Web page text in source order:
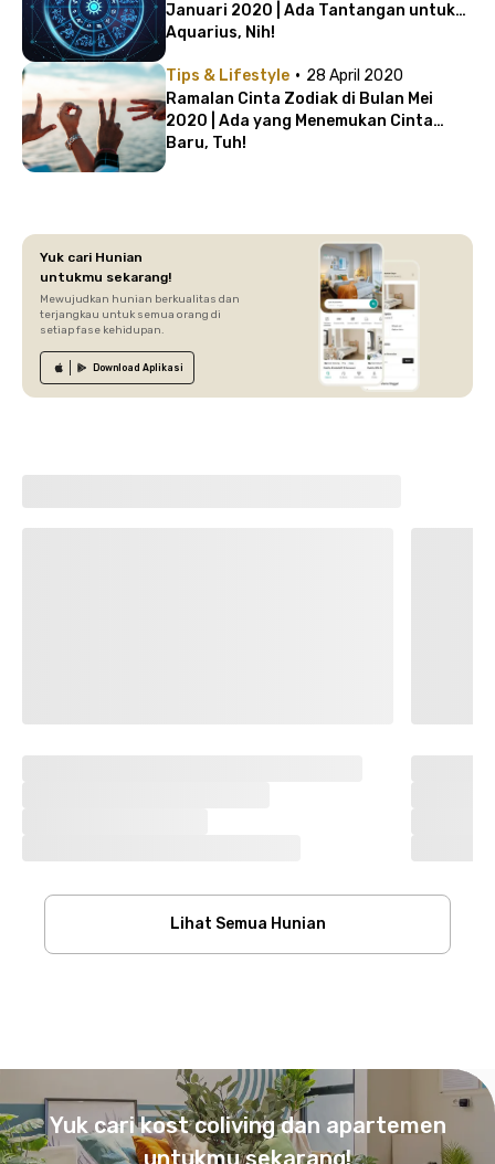
Januari 2020 | Ada Tantangan untuk
Aquarius, Nih!
Tips & Lifestyle · 28 April 2020
Ramalan Cinta Zodiak di Bulan Mei
2020 | Ada yang Menemukan Cinta
Baru, Tuh!
Yuk cari Hunian
untukmu sekarang!
Mewujudkan hunian berkualitas dan
terjangkau untuk semua orang di
setiap fase kehidupan.
Download Aplikasi
Lihat Semua Hunian
Yuk cari kost coliving dan apartemen
untukmu sekarang!